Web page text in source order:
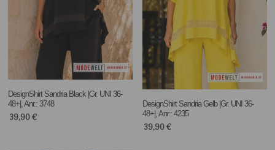
DesignShirt Sandria Black |Gr. UNI 36-
48+|, Anr.: 3748
39,90€
DesignShirt Sandria Gelb |Gr. UNI 36-
48+|, Anr.: 4235
39,90€